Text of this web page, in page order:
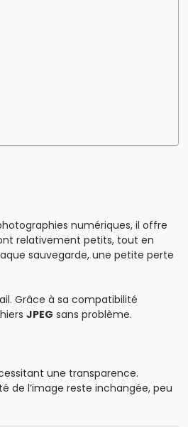
numériques, il offre
relativement petits, tout en
sauvegarde, une petite perte
Grâce à sa compatibilité
JPEG sans problème.
une transparence.
de l’image reste inchangée, peu